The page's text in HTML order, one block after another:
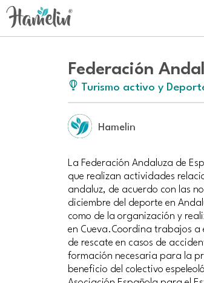
Federación
Turismo activo y
Hamelin
La Federación Andaluza de
que realizan actividades
andaluz, de acuerdo con las
diciembre del deporte en
como de la organización y
en Cueva.Coordina trabajos a
de rescate en casos de
formación necesaria para la
beneficio del colectivo